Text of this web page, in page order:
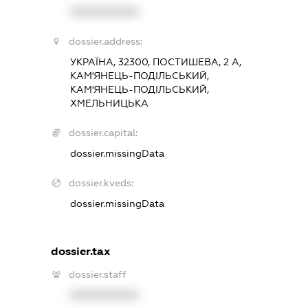
dossier.address:
УКРАЇНА, 32300, ПОСТИШЕВА, 2 А,
КАМ'ЯНЕЦЬ-ПОДІЛЬСЬКИЙ,
КАМ'ЯНЕЦЬ-ПОДІЛЬСЬКИЙ,
ХМЕЛЬНИЦЬКА
dossier.capital:
dossier.missingData
dossier.kveds:
dossier.missingData
dossier.tax
dossier.staff